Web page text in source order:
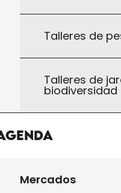
Talleres de
Talleres de
biodiversidad
Mercados
Ago.,...